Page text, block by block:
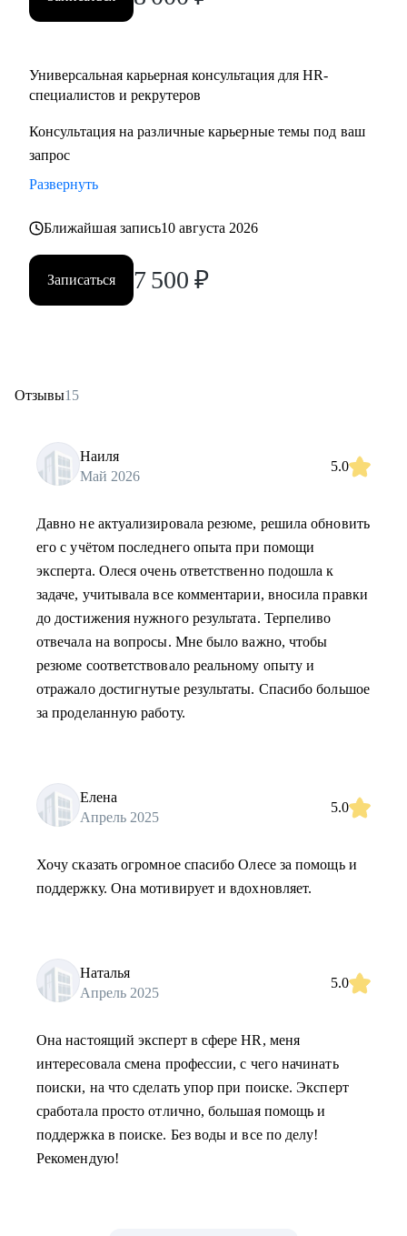
Partner;
Универсальная карьерная консультация для HR-
специалистов и рекрутеров
Консультация на различные карьерные темы под ваш
запрос
Развернуть
Ближайшая запись10 августа 2026
Записаться 7 500 ₽
Отзывы15
Наиля
Май 2026
5.0
Давно не актуализировала резюме, решила обновить
его с учётом последнего опыта при помощи
эксперта. Олеся очень ответственно подошла к
задаче, учитывала все комментарии, вносила правки
до достижения нужного результата. Терпеливо
отвечала на вопросы. Мне было важно, чтобы
резюме соответствовало реальному опыту и
отражало достигнутые результаты. Спасибо большое
за проделанную работу.
Елена
Апрель 2025
5.0
Хочу сказать огромное спасибо Олесе за помощь и
поддержку. Она мотивирует и вдохновляет.
Наталья
Апрель 2025
5.0
Она настоящий эксперт в сфере HR, меня
интересовала смена профессии, с чего начинать
поиски, на что сделать упор при поиске. Эксперт
сработала просто отлично, большая помощь и
поддержка в поиске. Без воды и все по делу!
Рекомендую!